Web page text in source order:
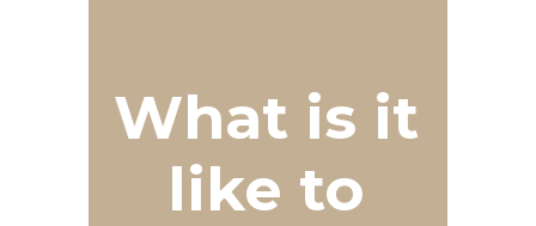
What is it
like to